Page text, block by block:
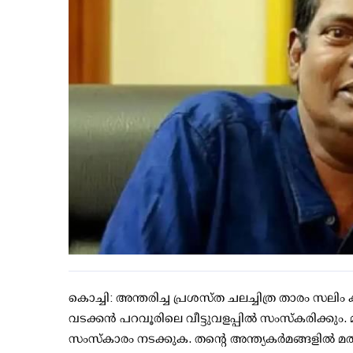
കൊച്ചി: അന്തരിച്ച പ്രശസ്ത ചലച്ചിത്ര താരം
വടക്കന്‍ പറവൂരിലെ വീട്ടുവളപ്പില്‍
സംസ്‌കാരം നടക്കുക. തന്റെ അന്ത്യകര്‍മങ്ങളില്‍